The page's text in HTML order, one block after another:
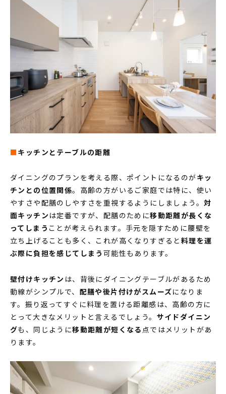
会社案内
スタッフ紹介
OBのお客様へ
求人情報
プライバシーポリシー
本社モデルハウス
今伊勢町モデルハウス 2階建て
今伊勢町モデルハウス 平屋
■キッチンとテーブルの距離
ダイニングのプランを考える際、ポイントになるのがキッ
チンとの位置関係。高齢の方がいるご家庭では特に、使い
やすさや配膳のしやすさを重視するようにしましょう。 対
面キッチン は定番ですが、配膳のために移動距離が長くな
ってしまう ことが考えられます。手元を隠すために腰壁を
立ち上げることも多く、これが高くなりすぎると 料理を運
ぶ際に負担を感じてしまう 可能性もあります。
壁付けキッチン は、背後にダイニングテーブルがあるため
動線がシンプルで、 配膳や後片付けがスムーズになりま
す。振り返ってすぐに料理を置ける距離感は、高齢の方に
とって大きなメリットと言えるでしょう。 サイドダイニン
グも、同じように移動距離が短くなる 点ではメリットがあ
ります。